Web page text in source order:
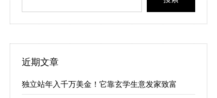
近期文章
独立站年入千万美金！它靠玄学生意发家致富